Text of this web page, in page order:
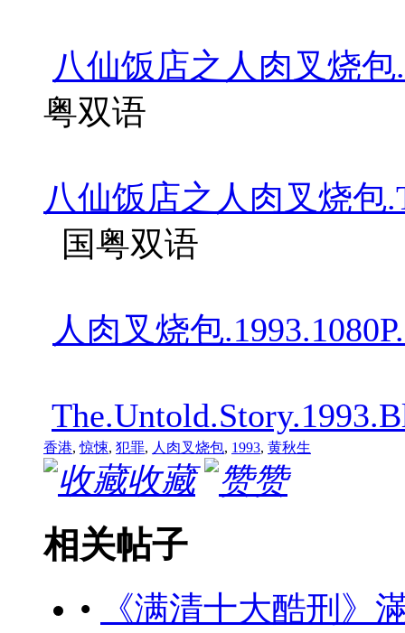
八仙饭店之人肉叉烧包
粤双语
八仙饭店之人肉叉烧包
国粤双语
人肉叉烧包
香港,惊悚, 犯罪, 人肉叉烧包, 1993, 黄秋生
收藏 赞
相关帖子
• 《满清十大酷刑》